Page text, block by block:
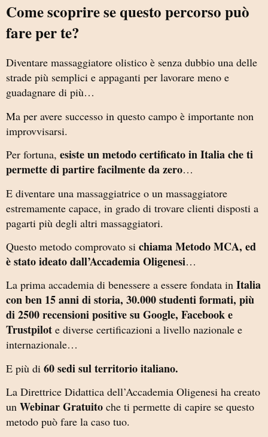
Come scoprire se questo percorso può
fare per te?
Diventare massaggiatore olistico è senza dubbio una delle
strade più semplici e appaganti per lavorare meno e
guadagnare di più…
Ma per avere successo in questo campo è importante non
improvvisarsi.
Per fortuna, esiste un metodo certificato in Italia che ti
permette di partire facilmente da zero…
E diventare una massaggiatrice o un massaggiatore
estremamente capace, in grado di trovare clienti disposti a
pagarti più degli altri massaggiatori.
Questo metodo comprovato si chiama Metodo MCA, ed
è stato ideato dall’Accademia Oligenesi…
La prima accademia di benessere a essere fondata in Italia
con ben 15 anni di storia, 30.000 studenti formati, più
di 2500 recensioni positive su Google, Facebook e
Trustpilot e diverse certificazioni a livello nazionale e
internazionale…
E più di 60 sedi sul territorio italiano.
La Direttrice Didattica dell’Accademia Oligenesi ha creato
un Webinar Gratuito che ti permette di capire se questo
metodo può fare la caso tuo.